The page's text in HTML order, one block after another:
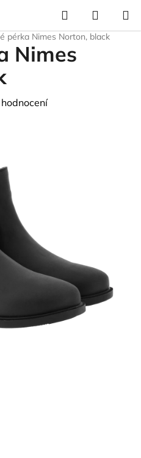
Hledat
KOŠÍK
pérka Nimes Norton, black
Nimes